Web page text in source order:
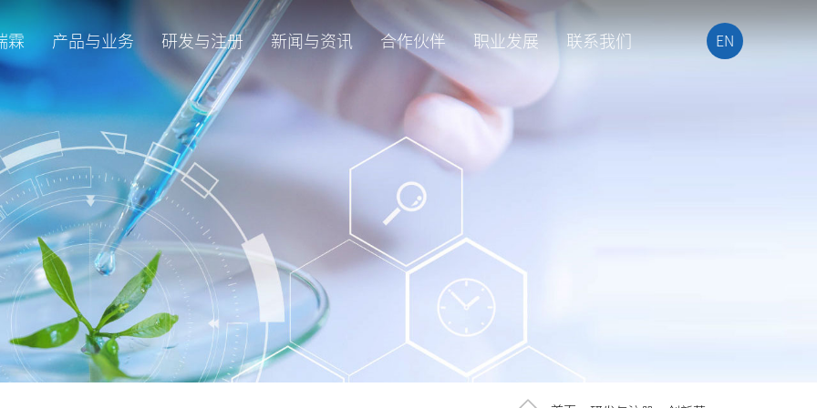
霖 产品与业务 研发与注册 新闻与资讯 合作伙伴 职业发展 联系我们 EN